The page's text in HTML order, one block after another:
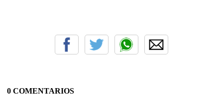
0 COMENTARIOS